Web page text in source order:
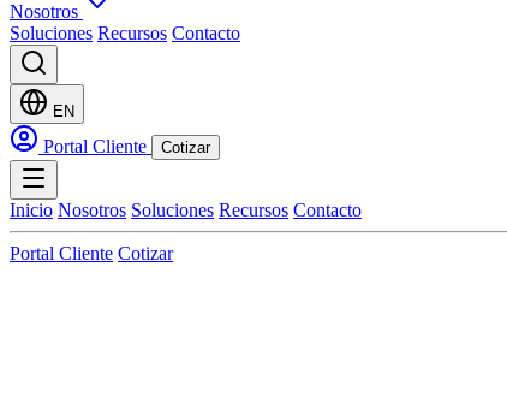
Nosotros
Soluciones Recursos Contacto
EN
Portal Cliente Cotizar
Inicio Nosotros Soluciones Recursos Contacto
Portal Cliente Cotizar